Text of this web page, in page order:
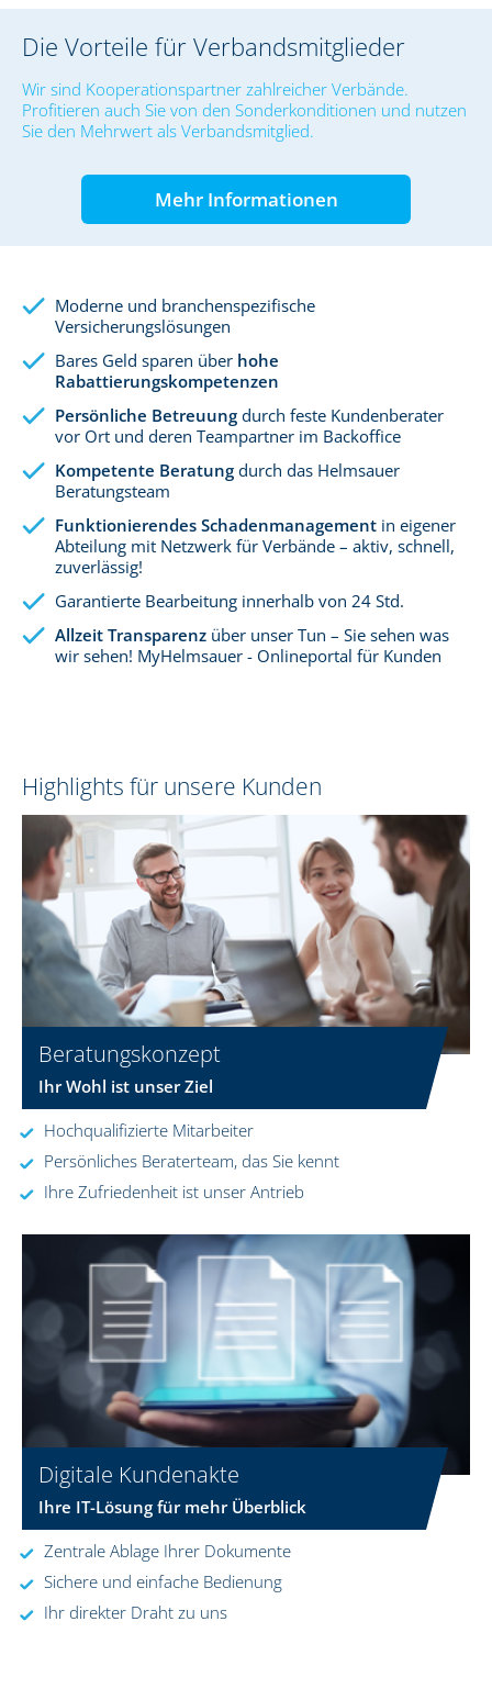
Die Vorteile für Verbandsmitglieder
Wir sind Kooperationspartner zahlreicher Verbände.
Profitieren auch Sie von den Sonderkonditionen und nutzen
Sie den Mehrwert als Verbandsmitglied.
Mehr Informationen
Moderne und branchenspezifische
Versicherungslösungen
Bares Geld sparen über hohe
Rabattierungskompetenzen
Persönliche Betreuung durch feste Kundenberater
vor Ort und deren Teampartner im Backoffice
Kompetente Beratung durch das Helmsauer
Beratungsteam
Funktionierendes Schadenmanagement in eigener
Abteilung mit Netzwerk für Verbände – aktiv, schnell,
zuverlässig!
Garantierte Bearbeitung innerhalb von 24 Std.
Allzeit Transparenz über unser Tun – Sie sehen was
wir sehen! MyHelmsauer - Onlineportal für Kunden
Highlights für unsere Kunden
Beratungskonzept
Ihr Wohl ist unser Ziel
Hochqualifizierte Mitarbeiter
Persönliches Beraterteam, das Sie kennt
Ihre Zufriedenheit ist unser Antrieb
Digitale Kundenakte
Ihre IT-Lösung für mehr Überblick
Zentrale Ablage Ihrer Dokumente
Sichere und einfache Bedienung
Ihr direkter Draht zu uns